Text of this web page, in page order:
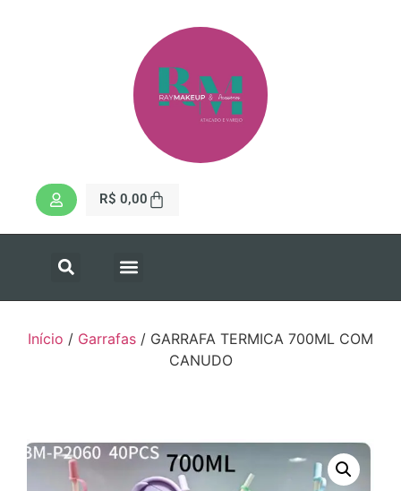
R$ 0,00
Início / Garrafas / GARRAFA TERMICA 700ML COM
CANUDO